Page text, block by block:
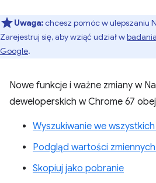
Uwaga:chcesz pomóc w ulepszaniu
Zarejestruj się, aby wziąć udział w
Google.
Nowe funkcje i ważne zmiany w
deweloperskich w Chrome 67
Wyszukiwanie we
Podgląd wartości
Skopiuj jako pobranie